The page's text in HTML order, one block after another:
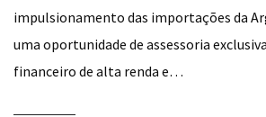
impulsionamento das importações da
uma oportunidade de assessoria
financeiro de alta renda e…